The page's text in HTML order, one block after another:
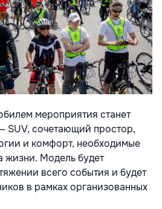
мероприятия станет
SUV, сочетающий простор,
и комфорт, необходимые
жизни. Модель будет
всего события и будет
в рамках организованных